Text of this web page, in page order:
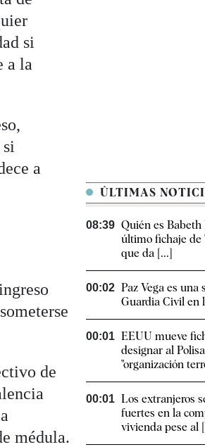
si
a la
a
de
médula.
ÚLTIMAS
08:39 Quién es
último fichaje de
que da [...]
00:02 Paz Vega es una
Guardia Civil en
00:01 EEUU mueve
designar al
"organización
00:01 Los extranjeros
fuertes en la
vivienda pese al